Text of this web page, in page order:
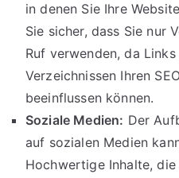
in denen Sie Ihre
Sie sicher, dass Sie nur
Ruf verwenden, da
Verzeichnissen Ihren
beeinflussen können.
Soziale Medien: Der
auf sozialen Medien
Hochwertige Inhalte,